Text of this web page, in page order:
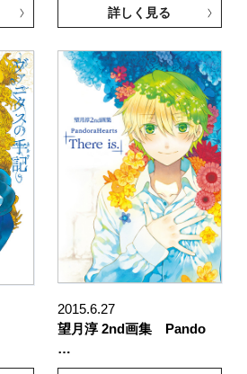
詳しく見る
2015.6.27
望月淳 2nd画集 Pando
…